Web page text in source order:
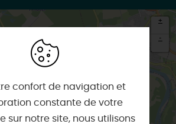
Itinéraire vers
+
-
confort de navigation et
constante de votre
sur notre site, nous utilisons